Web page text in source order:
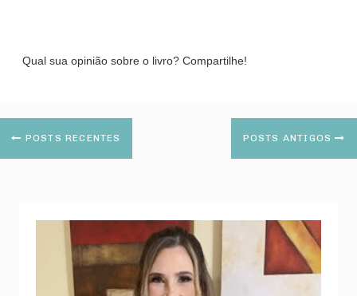
Qual sua opinião sobre o livro? Compartilhe!
POSTS RECENTES POSTS ANTIGOS